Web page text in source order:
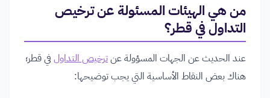
من هي الهيئات المسئولة عن ترخيص
التداول في قطر؟
عند الحديث عن الجهات المسؤولة عنترخيص التداول في قطر؛
هناك بعض النقاط الأساسية التي يجب توضيحها: